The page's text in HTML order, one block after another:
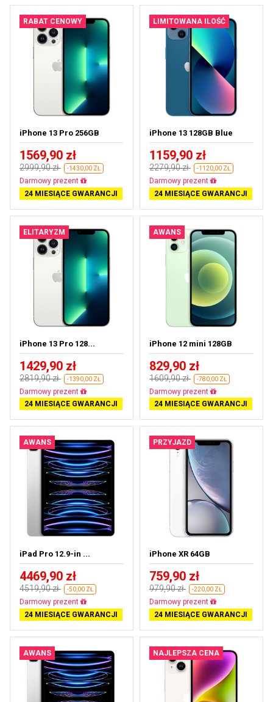
RABAT CENOWY
iPhone 13 Pro 256GB
1569,90 zł
2999,90 zł -1430,00 ZŁ
Darmowa dostawa
24 MIESIĄCE GWARANCJI
LIMITOWANA ILOŚĆ
iPhone 13 128GB Blue
1159,90 zł
2279,90 zł -1120,00 ZŁ
Darmowa dostawa
24 MIESIĄCE GWARANCJI
ELITARYZM
iPhone 13 Pro 128...
1429,90 zł
2819,90 zł -1390,00 ZŁ
Darmowa dostawa
24 MIESIĄCE GWARANCJI
AWANS
iPhone 12 mini 128GB
829,90 zł
1609,90 zł -780,00 ZŁ
Darmowa dostawa
24 MIESIĄCE GWARANCJI
AWANS
iPad Pro 12.9-in ...
4469,90 zł
4519,90 zł -50,00 ZŁ
Prawie wyprzedane
24 MIESIĄCE GWARANCJI
PRZYJAZD
iPhone XR 64GB
759,90 zł
979,90 zł -220,00 ZŁ
Darmowa dostawa
24 MIESIĄCE GWARANCJI
AWANS NAJLEPSZA CENA